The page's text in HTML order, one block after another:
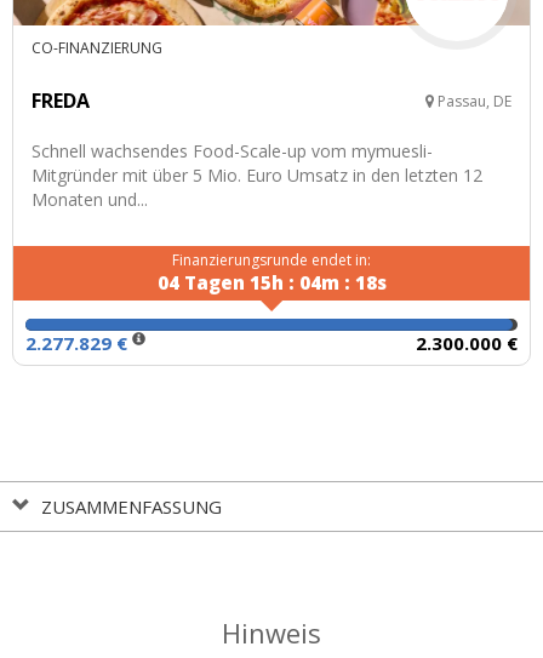
CO-FINANZIERUNG
FREDA Passau, DE
Schnell wachsendes Food-Scale-up vom mymuesli-
Mitgründer mit über 5 Mio. Euro Umsatz in den letzten 12
Monaten und...
Finanzierungsrunde endet in:
04Tagen 15h : 04m : 17s
2.277.829 € 2.300.000 €
ZUSAMMENFASSUNG
Hinweis